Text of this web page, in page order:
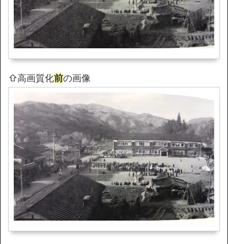
⇧高画質化前の画像